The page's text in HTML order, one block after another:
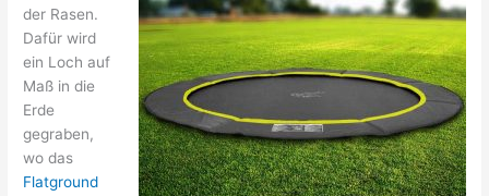
der Rasen.
Dafür wird
ein Loch auf
Maß in die
Erde
gegraben,
wo das
Flatground